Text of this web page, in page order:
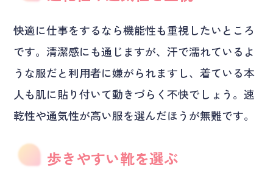
快適に仕事をするなら機能性も重視したいところ
です。清潔感にも通じますが、汗で濡れているよ
うな服だと利用者に嫌がられますし、着ている本
人も肌に貼り付いて動きづらく不快でしょう。速
乾性や通気性が高い服を選んだほうが無難です。
歩きやすい靴を選ぶ